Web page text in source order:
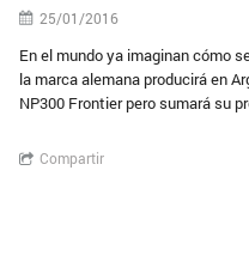
25/01/2016
En el mundo ya imaginan cómo
la marca alemana producirá en
NP300 Frontier pero sumará su
Compartir